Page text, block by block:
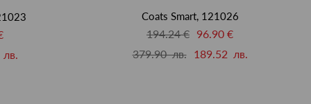
Coats Smart, 121026
194.24 € 96.90 €
379.90 лв.
189.52 лв.